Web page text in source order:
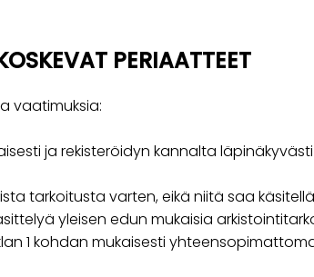
PERIAATTEET
vaatimuksia:
ja rekisteröidyn kannalta
tarkoitusta varten, eikä niitä saa
yleisen edun mukaisia
1 kohdan mukaisesti